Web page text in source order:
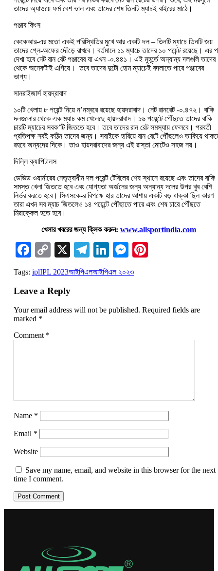
তাদের অ্যাওয়ে ফর্ম বেশ ভাল এবং তাদের শেষ তিনটি ম্যাচই বাইরের মাঠে।
পঞ্জাব কিংস
কেকেআর-এর মতো একই পরিস্থিতির মুখে আর একটি দল – তিনটি ম্যাচে তিনটি জয়
তাদের প্লে-অফের দৌঁড়ে রাখবে। বর্তমানে ১১ ম্যাচে তাদের ১০ পয়েন্ট রয়েছে। এর
দেখা হবে নেট রান রেট পঞ্জাবের যা এখন -০.৪৪১। এই মুহূর্তে অন্যান্য দলগুলি তাদের
থেকে অনেকটাই এগিয়ে। তবে তাদের দুটো হোম ম্যাচেই বদলাতে পারে পঞ্জাবের
ভাগ্য।
সানরাইজার্স হায়দ্রাবাদ
১০টি খেলায় ৮ পয়েন্ট নিয়ে ন’নম্বরে রয়েছে হায়দরাবাদ। নেট রানরেট -০.৪৭২। বাকি
দলগুলোর থেকে এক ম্যাচ কম খেলেছে হায়দরাবাদ। ১৬ পয়েন্টে পৌঁছতে তাদের বাকি
চারটি ম্যাচের সবক’টি জিততে হবে। তবে তাদের রান রেট সমস্যায় ফেলবে। পরবর্তী
প্রতিপক্ষ সবই কঠিন তাদের জন্য। সবাইকে হারিয়ে রান রেটে পৌঁছলেও তাকিয়ে
রহবে অন্যদের দিকে। তাও হায়দরাবাদের জন্য এই রাস্তা মোটেও সহজ নয়।
দিল্লি ক্যাপিটালস
ডেভিড ওয়ার্নারের নেতৃত্বাধীন দল পয়েন্ট টেবিলের শেষ স্থানে রয়েছে এবং তাদের বাকি
সমস্ত খেলা জিততে হবে এবং যোগ্যতা অর্জনের জন্য অন্যান্য দলের উপর খুব বেশি
নির্ভর করতে হবে। সিএসকে-র বিপক্ষে হার তাদের আশায় একটি বড় ধাক্কা ছিল কারণ
তারা এখন সব ম্যাচ জিতলেও ১৪ পয়েন্টে পৌঁছাতে পারে এবং শেষ চারে পৌঁছতে
মিরাক্কেল হতে হবে।
খেলার খবরের জন্য ক্লিক করুন: www.allsportindia.com
Facebook
Copy
Link
X Telegram
LinkedIn
Messenger
Tags: iplIPL 2023আইপিএলআইপিএল ২০২৩
Leave a Reply
Your email address will not be published. Required fields are
marked *
Comment *
Name *
Email *
Website
Save my name, email, and website in this browser for the next
time I comment.